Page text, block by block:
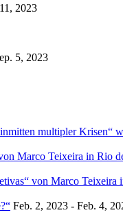
2023
5, 2023
multipler Krisen“
Marco Teixeira in Rio
von Marco Teixeira
Feb. 2, 2023 - Feb. 4,